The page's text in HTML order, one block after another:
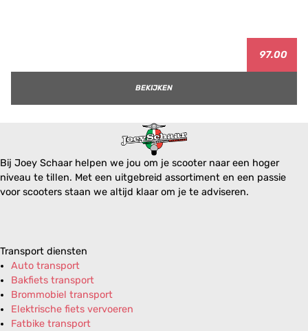
97.00
BEKIJKEN
Bij Joey Schaar helpen we jou om je scooter naar een hoger
niveau te tillen. Met een uitgebreid assortiment en een passie
voor scooters staan we altijd klaar om je te adviseren.
Transport diensten
Auto transport
Bakfiets transport
Brommobiel transport
Elektrische fiets vervoeren
Fatbike transport